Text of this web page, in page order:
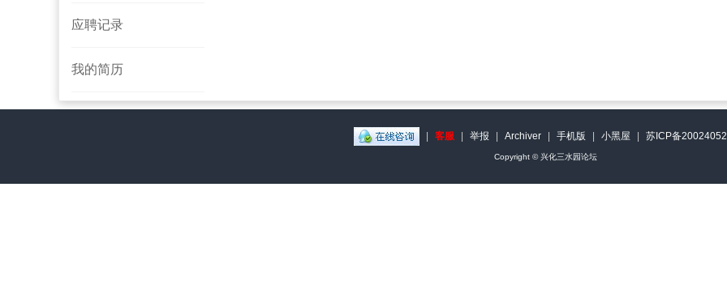
三
应聘记录
我的简历
客服 举报 Archiver 手机版 小黑屋 苏ICP备
Copyright ©兴化三水园论坛